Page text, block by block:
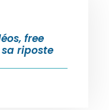
free
riposte